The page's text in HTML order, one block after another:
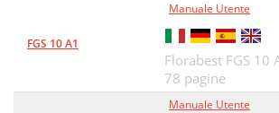
FGS 10 A1
Manuale Utente
Florabest FGS 10
78 pagine
Manuale Utente